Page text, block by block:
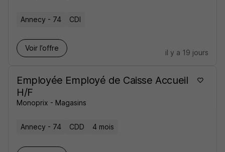
Annecy - 74 CDI
Voir l’offre
il y a 19 jours
Employée Employé de Caisse Accueil
H/F
Monoprix - Magasins
Annecy - 74 CDD 4 mois